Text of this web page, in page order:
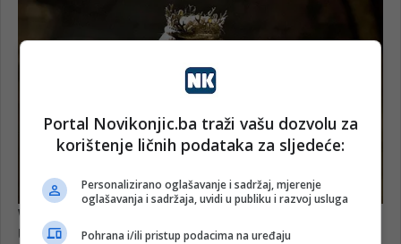
Portal Novikonjic.ba traži vašu dozvolu za
korištenje ličnih podataka za sljedeće:
Personalizirano oglašavanje i sadržaj, mjerenje
oglašavanja i sadržaja, uvidi u publiku i razvoj usluga
Pohrana i/ili pristup podacima na uređaju